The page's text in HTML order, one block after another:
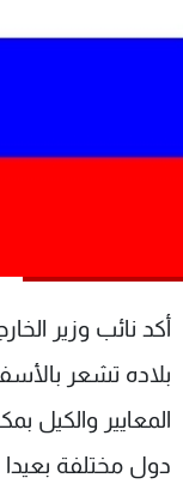
أكد نائب وزير
بلاده تشعر
المعايير والكيل
دول مختلفة
الترددات
الإنـتـاج